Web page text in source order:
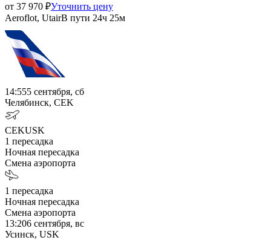
от 37 970 ₽Уточнить цену
Aeroflot, UtairВ пути 24ч 25м
14:555 сентября, сб
Челябинск, CEK
CEKUSK
1 пересадка
Ночная пересадка
Смена аэропорта
1 пересадка
Ночная пересадка
Смена аэропорта
13:206 сентября, вс
Усинск, USK